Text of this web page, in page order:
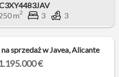
m2 3 3
sprzedaż w Javea, Alicante
€